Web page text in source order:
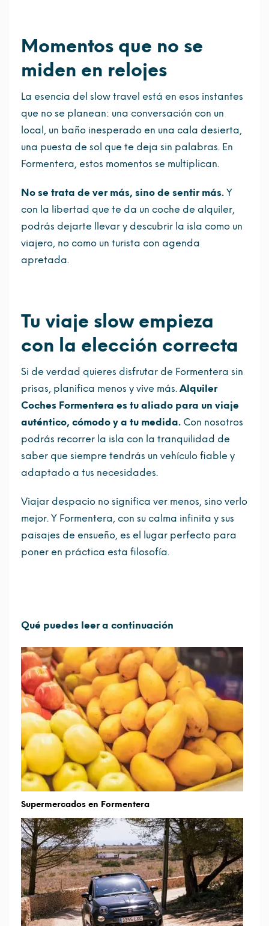
Momentos que no se
miden en relojes
La esencia del slow travel está en esos instantes
que no se planean: una conversación con un
local, un baño inesperado en una cala desierta,
una puesta de sol que te deja sin palabras. En
Formentera, estos momentos se multiplican.
No se trata de ver más, sino de sentir más. Y
con la libertad que te da un coche de alquiler,
podrás dejarte llevar y descubrir la isla como un
viajero, no como un turista con agenda
apretada.
Tu viaje slow empieza
con la elección correcta
Si de verdad quieres disfrutar de Formentera sin
prisas, planifica menos y vive más. Alquiler
Coches Formentera es tu aliado para un viaje
auténtico, cómodo y a tu medida. Con nosotros
podrás recorrer la isla con la tranquilidad de
saber que siempre tendrás un vehículo fiable y
adaptado a tus necesidades.
Viajar despacio no significa ver menos, sino verlo
mejor. Y Formentera, con su calma infinita y sus
paisajes de ensueño, es el lugar perfecto para
poner en práctica esta filosofía.
Qué puedes leer a continuación
Supermercados en Formentera